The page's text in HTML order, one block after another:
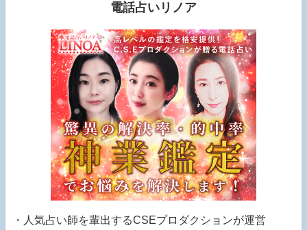
電話占いリノア
・人気占い師を輩出するCSEプロダクションが運営